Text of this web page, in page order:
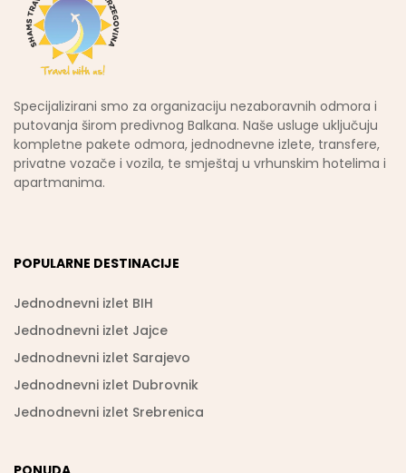
Specijalizirani smo za organizaciju nezaboravnih odmora i
putovanja širom predivnog Balkana. Naše usluge uključuju
kompletne pakete odmora, jednodnevne izlete, transfere,
privatne vozače i vozila, te smještaj u vrhunskim hotelima i
apartmanima.
POPULARNE DESTINACIJE
Jednodnevni izlet BIH
Jednodnevni izlet Jajce
Jednodnevni izlet Sarajevo
Jednodnevni izlet Dubrovnik
Jednodnevni izlet Srebrenica